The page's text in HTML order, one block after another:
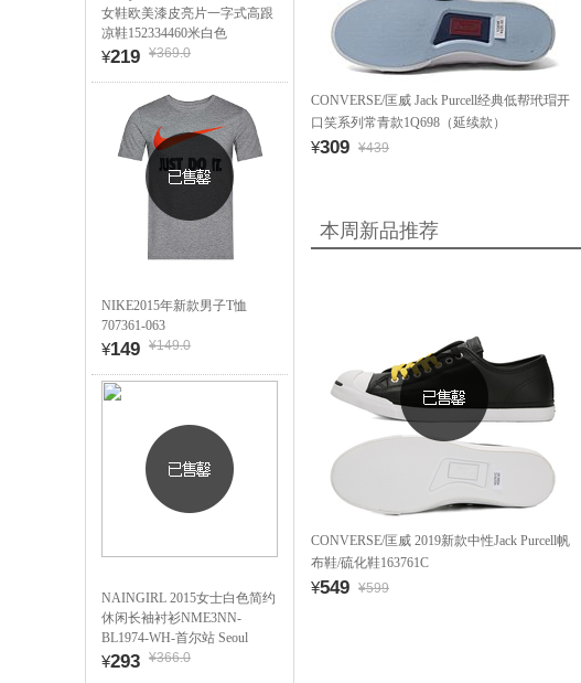
女鞋欧美漆皮亮片一字式高跟
凉鞋152334460米白色
¥219 ¥369.0
NIKE2015年新款男子T恤
707361-063
¥149 ¥149.0
NAINGIRL 2015女士白色简约
休闲长袖衬衫NME3NN-
BL1974-WH-首尔站 Seoul
¥293 ¥366.0
CONVERSE/匡威 Jack Purcell经典低帮玳瑁开
口笑系列常青款1Q698（延续款）
¥309 ¥439
本周新品推荐
CONVERSE/匡威 2019新款中性Jack Purcell帆
布鞋/硫化鞋163761C
¥549 ¥599